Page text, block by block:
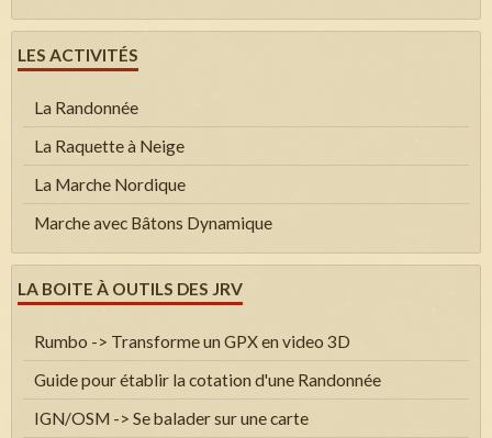
LES ACTIVITÉS
La Randonnée
La Raquette à Neige
La Marche Nordique
Marche avec Bâtons Dynamique
LA BOITE À OUTILS DES JRV
Rumbo -> Transforme un GPX en video 3D
Guide pour établir la cotation d'une Randonnée
IGN/OSM -> Se balader sur une carte